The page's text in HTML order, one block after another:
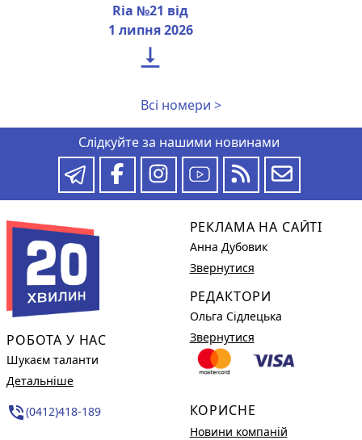
Ria №21 від
1 липня 2026

Всі номери >
Слідкуйте за нашими новинами
РОБОТА У НАС
Шукаєм таланти
Детальніше
phone_in_talk(0412)418-189
РЕКЛАМА НА САЙТІ
Анна Дубовик
Звернутися
РЕДАКТОРИ
Ольга Сідлецька
Звернутися
КОРИСНЕ
Новини компаній